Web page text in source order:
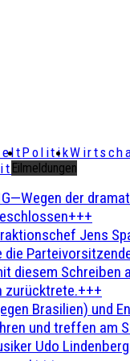
Politik
Eilmeldungen
der
Jens
diesem Schreiben
zurücktrete.+++
Brasilien) und
und treffen am
Udo